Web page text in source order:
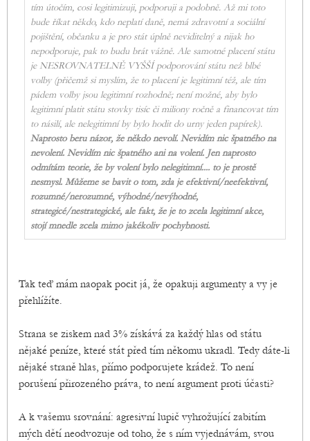
tím útočím, cosi legitimizuji, podporuji a podobně. Až mi toto
bude říkat někdo, kdo neplatí daně, nemá zdravotní a sociální
pojištění, občanku a je pro stát úplně neviditelný a nijak ho
nepodporuje, pak to budu brát vážně. Ale samotné placení státu
je NESROVNATELNĚ VYŠŠÍ podporování státu než blbé
volby (přičemž si myslím, že to placení je legitimní též, ale tím
pádem volby jsou legitimní rozhodně; není možné, aby bylo
legitimní platit státu stovky tisíc či miliony ročně a financovat tím
to násilí, ale nelegitimní by bylo hodit do urny jeden papírek).
Naprosto beru názor, že někdo nevolí. Nevidím nic špatného na
nevolení. Nevidím nic špatného ani na volení. Jen naprosto
odmítám teorie, že by volení bylo nelegitimní.... to je prostě
nesmysl. Můžeme se bavit o tom, zda je efektivní/neefektivní,
rozumné/nerozumné, výhodné/nevýhodné,
strategicé/nestrategické, ale fakt, že je to zcela legitimní akce,
stojí mnedle zcela mimo jakékoliv pochybnosti.
Tak teď mám naopak pocit já, že opakuji argumenty a vy je
přehlížíte.
Strana se ziskem nad 3% získává za každý hlas od státu
nějaké peníze, které stát před tím někomu ukradl. Tedy dáte-li
nějaké straně hlas, přímo podporujete krádež. To není
porušení přirozeného práva, to není argument proti účasti?
A k vašemu srovnání: agresivní lupič vyhrožující zabitím
mých dětí neodvozuje od toho, že s ním vyjednávám, svou